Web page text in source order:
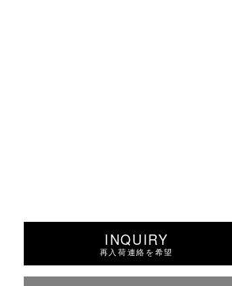
INQUIRY
再入荷連絡を希望